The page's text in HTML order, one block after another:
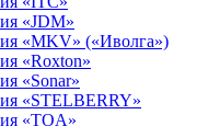
«JDM»
«MKV» («Иволга»)
«Roxton»
«Sonar»
«STELBERRY»
«TOA»